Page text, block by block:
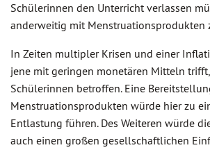
Schülerinnen den Unterricht verlassen
anderweitig mit Menstruationsprodukten
In Zeiten multipler Krisen und einer
jene mit geringen monetären Mitteln
Schülerinnen betroffen. Eine
Menstruationsprodukten würde hier zu
Entlastung führen. Des Weiteren würde
auch einen großen gesellschaftlichen